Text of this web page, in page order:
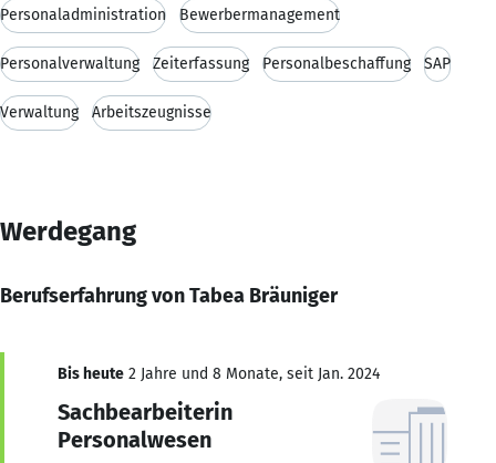
Personaladministration Bewerbermanagement
Personalverwaltung Zeiterfassung Personalbeschaffung SAP
Verwaltung Arbeitszeugnisse
Werdegang
Berufserfahrung von Tabea Bräuniger
Bis heute 2 Jahre und 8 Monate, seit Jan. 2024
Sachbearbeiterin
Personalwesen